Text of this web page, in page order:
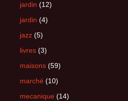
jardin (12)
jardin (4)
jazz (5)
livres (3)
maisons (59)
marché (10)
mecanique (14)